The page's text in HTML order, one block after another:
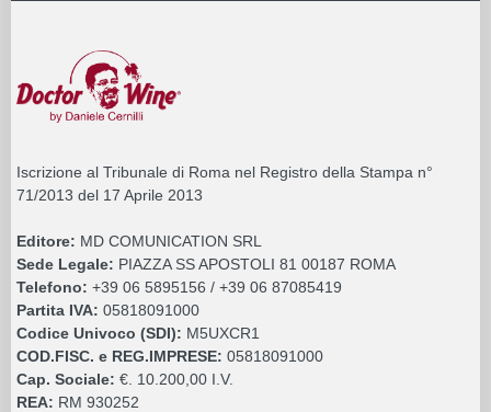
Iscrizione al Tribunale di Roma nel Registro della Stampa n°
71/2013 del 17 Aprile 2013
Editore: MD COMUNICATION SRL
Sede Legale: PIAZZA SS APOSTOLI 81 00187 ROMA
Telefono: +39 06 5895156 / +39 06 87085419
Partita IVA: 05818091000
Codice Univoco (SDI): M5UXCR1
COD.FISC. e REG.IMPRESE: 05818091000
Cap. Sociale: €. 10.200,00 I.V.
REA: RM 930252